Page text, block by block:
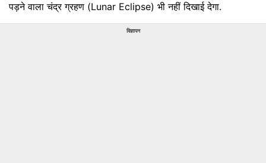
पड़ने वाला चंद्र ग्रहण (Lunar Eclipse) भी नहीं दिखाई देगा.
विज्ञापन